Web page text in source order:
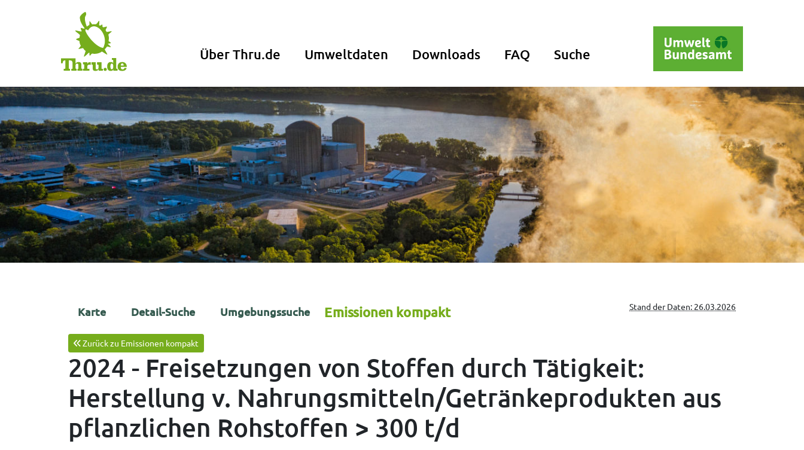
Über Thru.de Umweltdaten Downloads FAQ Suche
Stand der Daten: 26.03.2026
Karte Detail-Suche Umgebungssuche Emissionen kompakt
Zurück zu Emissionen kompakt
2024 - Freisetzungen von Stoffen durch Tätigkeit:
Herstellung v. Nahrungsmitteln/Getränkeprodukten aus
pflanzlichen Rohstoffen > 300 t/d